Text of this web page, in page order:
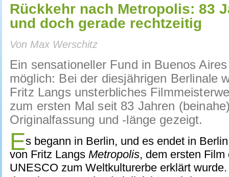
Rückkehr nach Metropolis: 83
und doch gerade rechtzeitig
Von Max Werschitz
Ein sensationeller Fund in Buenos
möglich: Bei der diesjährigen Berlinale
Fritz Langs unsterbliches
zum ersten Mal seit 83 Jahren
Originalfassung und -länge gezeigt.
Es begann in Berlin, und es endet in
von Fritz Langs Metropolis, dem ersten Film
UNESCO zum Weltkulturerbe erklärt